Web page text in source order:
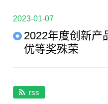
菌种库
微生物体与乳酸菌应用研发
活动讯息
影片
联络我们
TW
2023-01-07
2022年度创新产
优等奖殊荣
rss